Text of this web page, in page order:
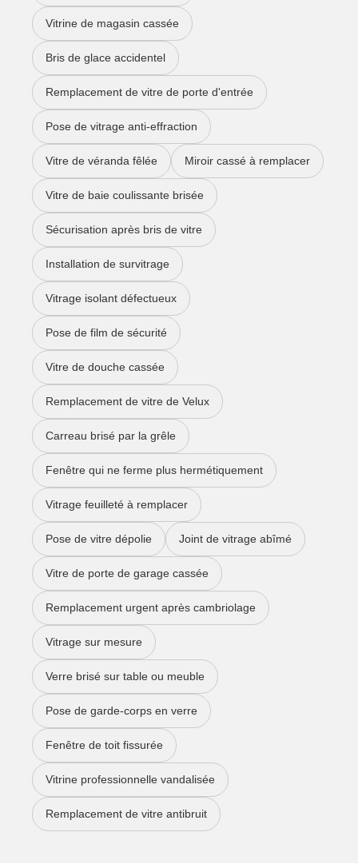
Vitrine de magasin cassée
Bris de glace accidentel
Remplacement de vitre de porte d'entrée
Pose de vitrage anti-effraction
Vitre de véranda fêlée Miroir cassé à remplacer
Vitre de baie coulissante brisée
Sécurisation après bris de vitre
Installation de survitrage
Vitrage isolant défectueux
Pose de film de sécurité
Vitre de douche cassée
Remplacement de vitre de Velux
Carreau brisé par la grêle
Fenêtre qui ne ferme plus hermétiquement
Vitrage feuilleté à remplacer
Pose de vitre dépolie Joint de vitrage abîmé
Vitre de porte de garage cassée
Remplacement urgent après cambriolage
Vitrage sur mesure
Verre brisé sur table ou meuble
Pose de garde-corps en verre
Fenêtre de toit fissurée
Vitrine professionnelle vandalisée
Remplacement de vitre antibruit